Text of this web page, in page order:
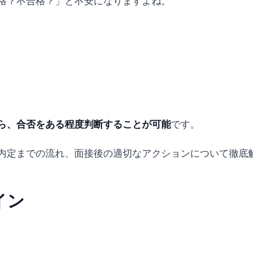
、合否をある程度判断することが可能です。
までの流れ、面接後の適切なアクションについて徹底
ン